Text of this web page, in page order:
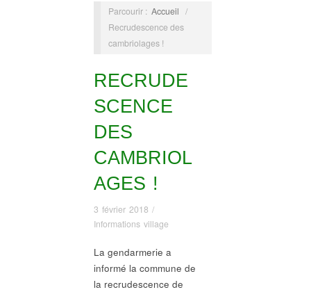
Parcourir : Accueil /
Recrudescence des
cambriolages !
RECRUDE
SCENCE
DES
CAMBRIOL
AGES !
3 février 2018 /
Informations village
La gendarmerie a
informé la commune de
la recrudescence de